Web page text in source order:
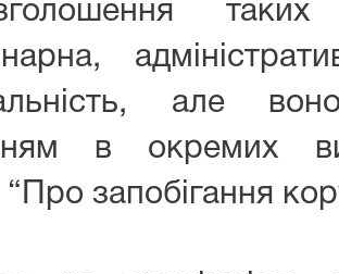
таких
але
в окремих
запобігання